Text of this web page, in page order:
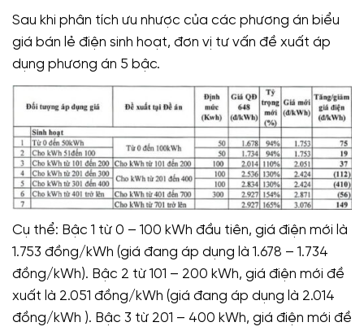
Sau khi phân tích ưu nhược của các phương án biểu
giá bán lẻ điện sinh hoạt, đơn vị tư vấn đề xuất áp
dụng phương án 5 bậc.
Cụ thể: Bậc 1 từ 0 – 100 kWh đầu tiên, giá điện mới là
1.753 đồng/kWh (giá đang áp dụng là 1.678 – 1.734
đồng/kWh). Bậc 2 từ 101 – 200 kWh, giá điện mới đề
xuất là 2.051 đồng/kWh (giá đang áp dụng là 2.014
đồng/kWh ). Bậc 3 từ 201 – 400 kWh, giá điện mới đề